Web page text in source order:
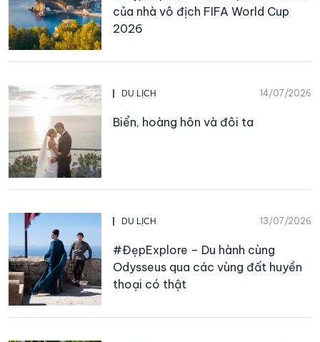
của nhà vô địch FIFA World Cup
2026
DU LỊCH 14/07/2026
Biển, hoàng hôn và đôi ta
DU LỊCH 13/07/2026
#ĐẹpExplore – Du hành cùng
Odysseus qua các vùng đất huyền
thoại có thật